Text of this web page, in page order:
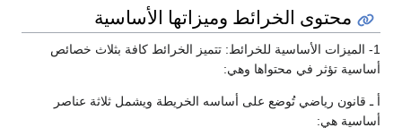
محتوى الخرائط وميزاتها الأساسية
الميزات الأساسية للخرائط: تتميز الخرائط كافة بثلاث خصائص
تؤثر في محتواها وهي:
قانون رياضي تُوضع على أساسه الخريطة ويشمل ثلاثة عناصر
هي: